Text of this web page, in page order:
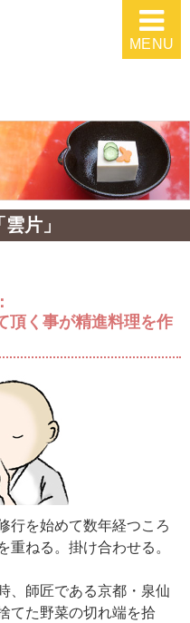
MENU
片」
頂く事が精進料理を作
行を始めて数年経つころ
重ねる。掛け合わせる。
、師匠である京都・泉仙
てた野菜の切れ端を拾